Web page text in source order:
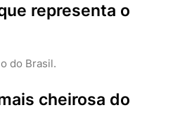
representa o
do Brasil.
cheirosa do